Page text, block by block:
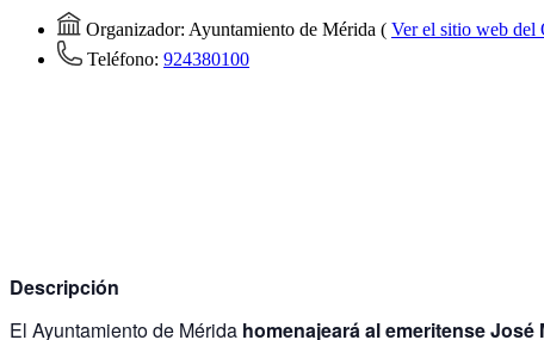
Organizador: Ayuntamiento de Mérida ( Ver el sitio web del
Teléfono: 924380100
Descripción
El Ayuntamiento de Mérida homenajeará al emeritense José